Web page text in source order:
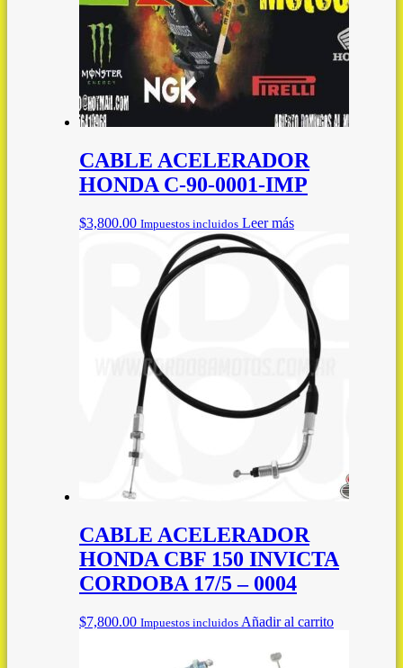
CABLE ACELERADOR
HONDA C-90-0001-IMP
$3,800.00 Impuestos incluidos Leer más
CABLE ACELERADOR
HONDA CBF 150 INVICTA
CORDOBA 17/5 – 0004
$7,800.00 Impuestos incluidos Añadir al carrito